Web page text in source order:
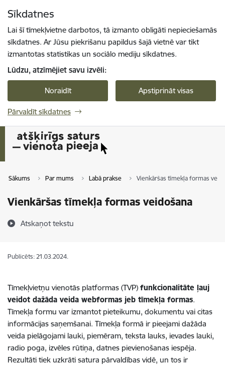
Sīkdatnes
Lai šī tīmekļvietne darbotos, tā izmanto obligāti nepieciešamās
sīkdatnes. Ar Jūsu piekrišanu papildus šajā vietnē var tikt
izmantotas statistikas un sociālo mediju sīkdatnes.
Lūdzu, atzīmējiet savu izvēli:
Noraidīt Apstiprināt visas
Pārvaldīt sīkdatnes
Sākums Par mums Labā prakse Vienkāršas tīmekļa formas
Vienkāršas tīmekļa formas veidošana
Atskaņot tekstu
Publicēts: 21.03.2024.
Tīmekļvietņu vienotās platformas (TVP) funkcionalitāte ļauj
veidot dažāda veida webformas jeb tīmekļa formas.
Tīmekļa formu var izmantot pieteikumu, dokumentu vai citas
informācijas saņemšanai. Tīmekļa formā ir pieejami dažāda
veida pielāgojami lauki, piemēram, teksta lauks, ievades lauki,
radio poga, izvēles rūtiņa, datnes pievienošanas iespēja.
Rezultāti tiek uzkrāti satura pārvaldības vidē, un tos ir